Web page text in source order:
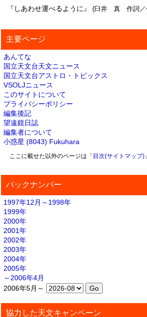
『しあわせ運べるように』 (臼井 真 作詞／
主要ページ
あんてな
国立天文台天文ニュース
国立天文台アストロ・トピックス
VSOLJニュース
このサイトについて
プライバシーポリシー
編集後記
望遠鏡日誌
編集者について
小惑星 (8043) Fukuhara
ここに載せた以外のページは「 目次(サイトマップ)
バックナンバー
1997年12月～1998年
1999年
2000年
2001年
2002年
2003年
2004年
2005年
～2006年4月
2006年5月～
協力した天文キャンペーン